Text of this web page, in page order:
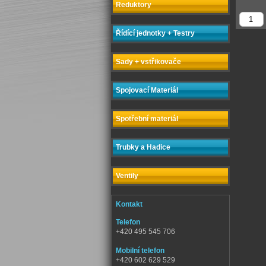
Reduktory
Řídící jednotky + Testry
Sady + vstřikovače
Spojovací Materiál
Spotřební materiál
Trubky a Hadice
Ventily
Kontakt
Telefon
+420 495 545 706
Mobilní telefon
+420 602 629 529